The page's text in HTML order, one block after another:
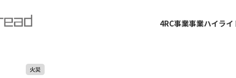
4RC事業事業ハイライ
火災